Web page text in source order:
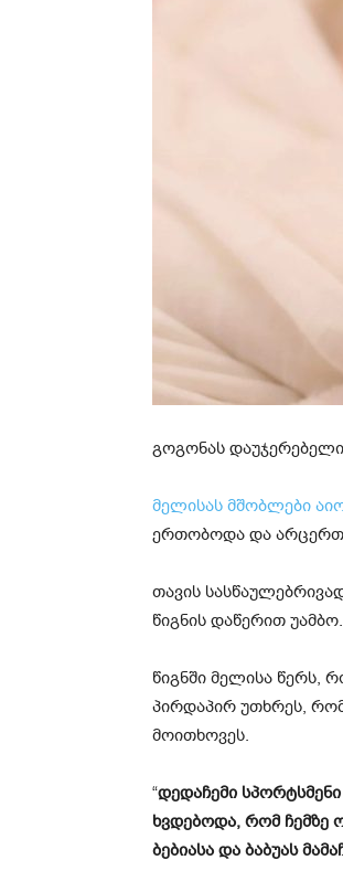
გოგონას
მელისას მშობლები
ერთობოდა და
თავის
წიგნის დაწერით უამბო.
წიგნში მელისა წერს,
პირდაპირ უთხრეს,
მოითხოვეს.
“დედაჩემი
ხვდებოდა, რომ ჩემზე
ბებიასა და ბაბუას